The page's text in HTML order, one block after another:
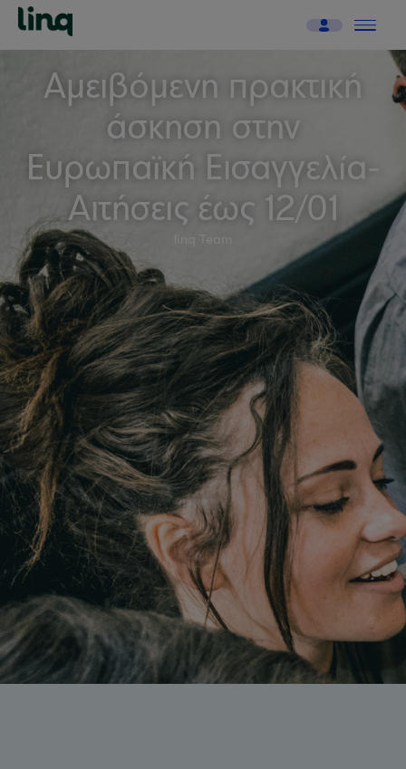
Αμειβόμενη πρακτική
άσκηση στην
Ευρωπαϊκή Εισαγγελία-
Αιτήσεις έως 12/01